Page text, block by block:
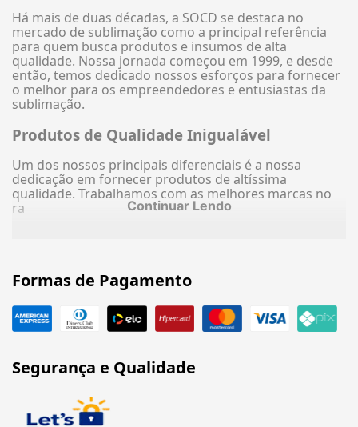
Há mais de duas décadas, a SOCD se destaca no
mercado de sublimação como a principal referência
para quem busca produtos e insumos de alta
qualidade. Nossa jornada começou em 1999, e desde
então, temos dedicado nossos esforços para fornecer
o melhor para os empreendedores e entusiastas da
sublimação.
Produtos de Qualidade Inigualável
Um dos nossos principais diferenciais é a nossa
dedicação em fornecer produtos de altíssima
qualidade. Trabalhamos com as melhores marcas no
ra
Continuar Lendo
Formas de Pagamento
Segurança e Qualidade